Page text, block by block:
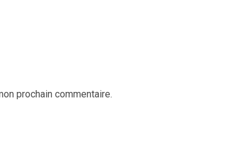
prochain commentaire.